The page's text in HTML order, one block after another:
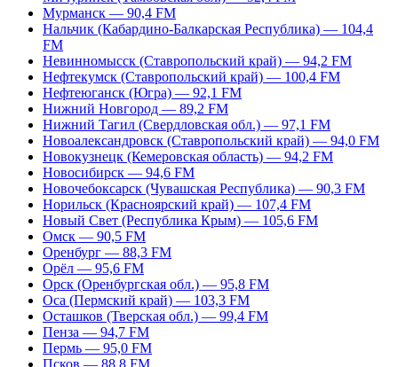
Мурманск — 90,4 FM
Нальчик (Кабардино-Балкарская Республика) — 104,4
FM
Невинномысск (Ставропольский край) — 94,2 FM
Нефтекумск (Ставропольский край) — 100,4 FM
Нефтеюганск (Югра) — 92,1 FM
Нижний Новгород — 89,2 FM
Нижний Тагил (Свердловская обл.) — 97,1 FM
Новоалександровск (Ставропольский край) — 94,0 FM
Новокузнецк (Кемеровская область) — 94,2 FM
Новосибирск — 94,6 FM
Новочебоксарск (Чувашская Республика) — 90,3 FM
Норильск (Красноярский край) — 107,4 FM
Новый Свет (Республика Крым) — 105,6 FM
Омск — 90,5 FM
Оренбург — 88,3 FM
Орёл — 95,6 FM
Орск (Оренбургская обл.) — 95,8 FM
Оса (Пермский край) — 103,3 FM
Осташков (Тверская обл.) — 99,4 FM
Пенза — 94,7 FM
Пермь — 95,0 FM
Псков — 88,8 FM